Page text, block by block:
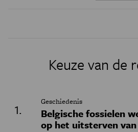
Keuze van de
Geschiedenis
Belgische fossielen
op het uitsterven